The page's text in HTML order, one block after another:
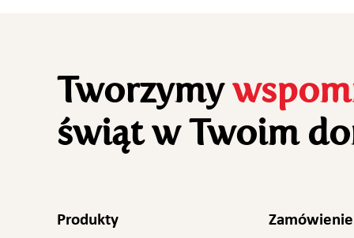
Tworzymy
świąt w Twoim
Produkty Zamówienie